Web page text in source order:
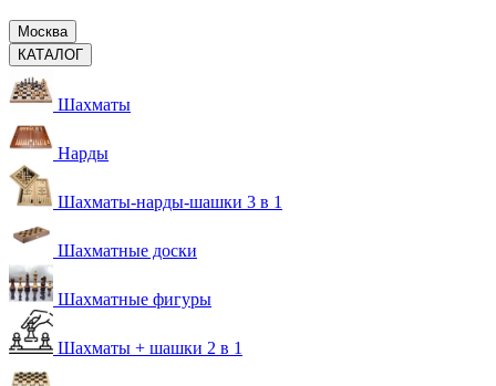
Москва
КАТАЛОГ
Шахматы
Нарды
Шахматы-нарды-шашки 3 в 1
Шахматные доски
Шахматные фигуры
Шахматы + шашки 2 в 1